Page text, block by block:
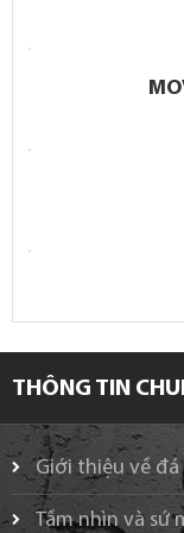
THÔNG TIN
Giới thiệu về
Tầm nhìn và sứ